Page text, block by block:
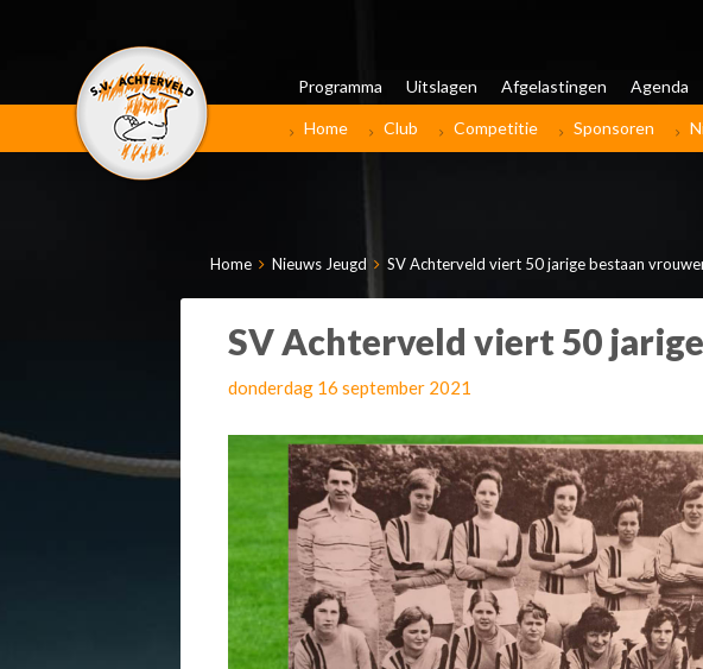
Programma Uitslagen Afgelastingen Agenda
Home Club Competitie Sponsoren
Home Nieuws Jeugd SV Achterveld viert 50 jarige bestaan
SV Achterveld viert 50
donderdag 16 september 2021